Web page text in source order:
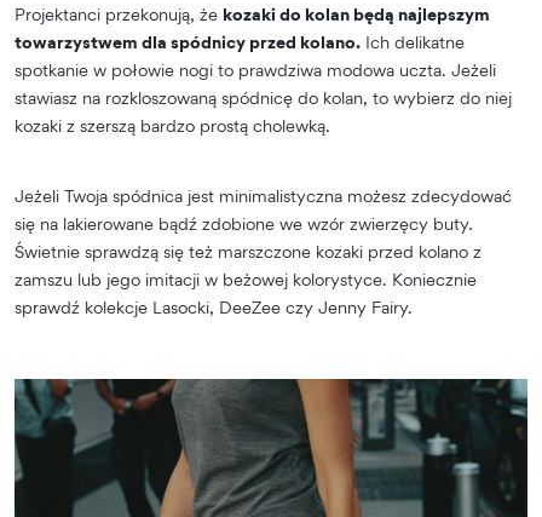
Projektanci przekonują, że kozaki do kolan będą najlepszym
towarzystwem dla spódnicy przed kolano. Ich delikatne
spotkanie w połowie nogi to prawdziwa modowa uczta. Jeżeli
stawiasz na rozkloszowaną spódnicę do kolan, to wybierz do niej
kozaki z szerszą bardzo prostą cholewką.
Jeżeli Twoja spódnica jest minimalistyczna możesz zdecydować
się na lakierowane bądź zdobione we wzór zwierzęcy buty.
Świetnie sprawdzą się też marszczone kozaki przed kolano z
zamszu lub jego imitacji w beżowej kolorystyce. Koniecznie
sprawdź kolekcje Lasocki, DeeZee czy Jenny Fairy.